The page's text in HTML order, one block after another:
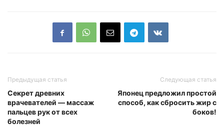
Предыдущая статья
Секрет древних
врачевателей — массаж
пальцев рук от всех
болезней
Следующая статья
Японец предложил простой
способ, как сбросить жир с
боков!